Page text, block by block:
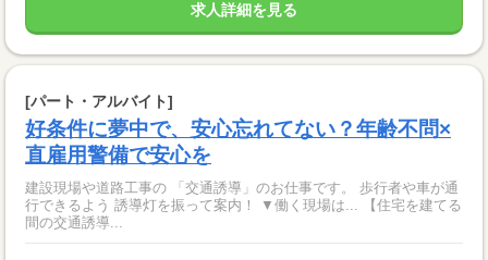
求人詳細を見る
[パート・アルバイト]
好条件に夢中で、安心忘れてない？年齢不問×
直雇用警備で安心を
建設現場や道路工事の 「交通誘導」のお仕事です。 歩行者や車が通
行できるよう 誘導灯を振って案内！ ▼働く現場は... 【住宅を建てる
間の交通誘導...